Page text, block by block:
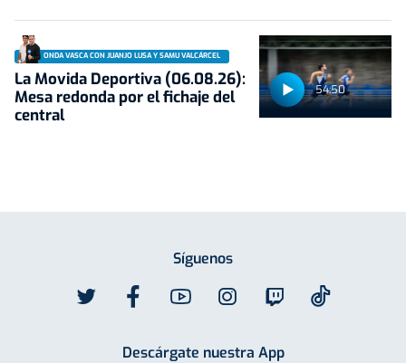
54:50
ONDA VASCA CON JUANJO LUSA Y SAMU VALCÁRCEL
La Movida Deportiva (06.08.26):
Mesa redonda por el fichaje del
central
Síguenos
Descárgate nuestra App